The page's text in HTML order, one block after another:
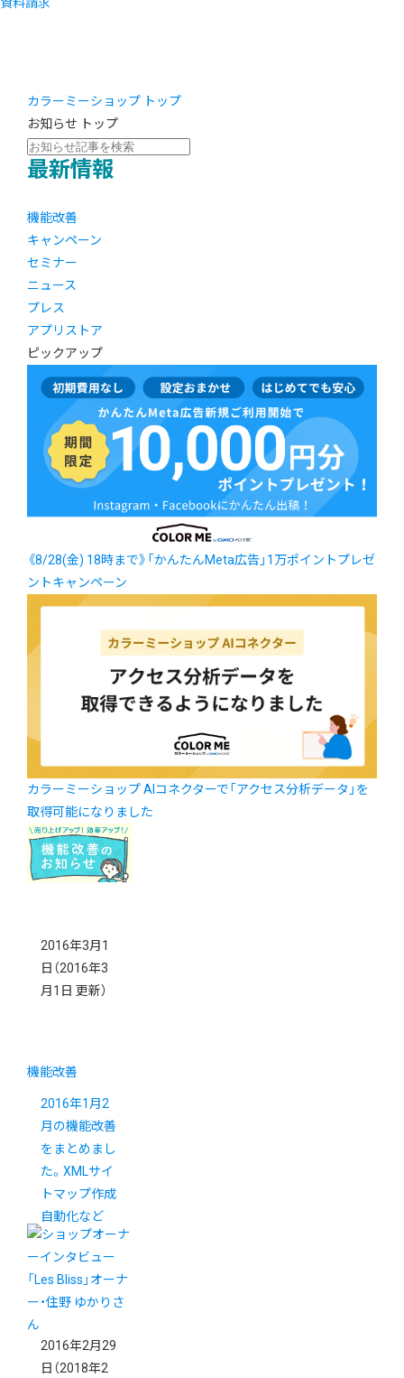
カラーミーショップ トップ
お知らせ トップ
最新情報
機能改善
キャンペーン
セミナー
ニュース
プレス
アプリストア
ピックアップ
《8/28(金) 18時まで》「かんたんMeta広告」1万ポイントプレゼ
ントキャンペーン
カラーミーショップ AIコネクターで「アクセス分析データ」を
取得可能になりました
2016年3月1
日 （2016年3
月1日 更新）
機能改善
2016年1月2
月の機能改善
をまとめまし
た。XMLサイ
トマップ作成
自動化など
2016年2月29
日 （2018年2